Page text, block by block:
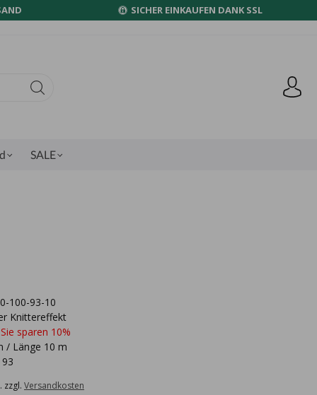
SICHER EINKAUFEN DANK SSL
SALE
100-93-10
Knittereffekt
sparen 10%
/ Länge 10 m
zzgl. Versandkosten